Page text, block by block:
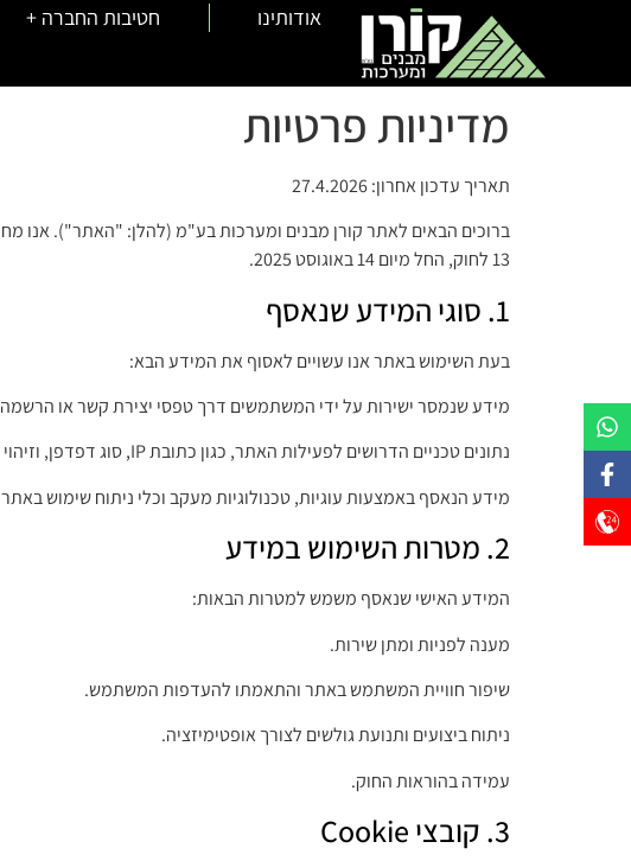
אודותינו חטיבות החברה +
מדיניות פרטיות
תאריך עדכון אחרון: 27.4.2026
13 לחוק, החל מיום 14 באוגוסט 2025.
1. סוגי המידע שנאסף
בעת השימוש באתר אנו עשויים לאסוף את המידע הבא:
מידע שנמסר ישירות על ידי המשתמשים דרך טפסי יצירת קשר או
נתונים טכניים הדרושים לפעילות האתר, כגון כתובת IP, סוג דפדפן, וזיהוי שפה או אזור.
מידע הנאסף באמצעות עוגיות, טכנולוגיות מעקב וכלי ניתוח שימוש
2. מטרות השימוש במידע
המידע האישי שנאסף משמש למטרות הבאות:
מענה לפניות ומתן שירות.
שיפור חוויית המשתמש באתר והתאמתו להעדפות המשתמש.
ניתוח ביצועים ותנועת גולשים לצורך אופטימיזציה.
עמידה בהוראות החוק.
3. קובצי Cookie